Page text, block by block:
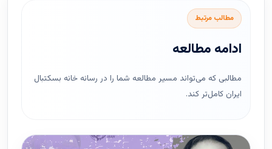
مطالب مرتبط
ادامه مطالعه
مطالبی که می‌تواند مسیر مطالعه شما را در رسانه خانه بسکتبال
ایران کامل‌تر کند.